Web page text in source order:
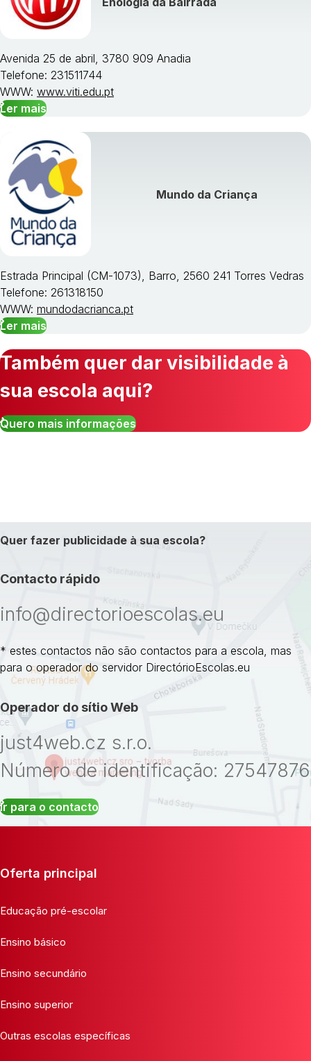
Avenida 25 de abril, 3780 909 Anadia
Telefone: 231511744
WWW: www.viti.edu.pt
Ler mais
Mundo da Criança
Estrada Principal (CM-1073), Barro, 2560 241 Torres Vedras
Telefone: 261318150
WWW: mundodacrianca.pt
Ler mais
Também quer dar visibilidade à
sua escola aqui?
Quero mais informações
Quer fazer publicidade à sua escola?
Contacto rápido
info@directorioescolas.eu
* estes contactos não são contactos para a escola, mas
para o operador do servidor DirectórioEscolas.eu
Operador do sítio Web
just4web.cz s.r.o.
Número de identificação: 27547876
Ir para o contacto
Oferta principal
Educação pré-escolar
Ensino básico
Ensino secundário
Ensino superior
Outras escolas específicas